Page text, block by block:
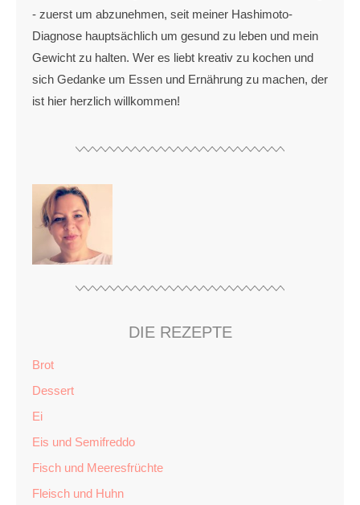
- zuerst um abzunehmen, seit meiner Hashimoto-
Diagnose hauptsächlich um gesund zu leben und mein
Gewicht zu halten. Wer es liebt kreativ zu kochen und
sich Gedanke um Essen und Ernährung zu machen, der
ist hier herzlich willkommen!
DIE REZEPTE
Brot
Dessert
Ei
Eis und Semifreddo
Fisch und Meeresfrüchte
Fleisch und Huhn